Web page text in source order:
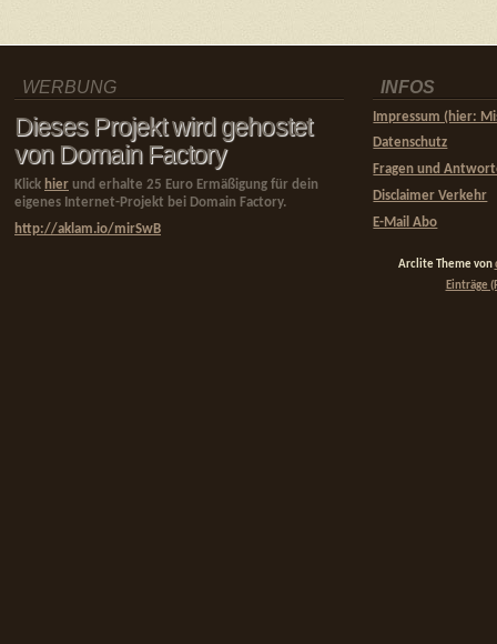
WERBUNG
Dieses Projekt wird gehostet
von Domain Factory
Klick hier und erhalte 25 Euro Ermäßigung für dein
eigenes Internet-Projekt bei Domain Factory.
http://aklam.io/mirSwB
INFOS
Impressum (hier:
Datenschutz
Fragen und
Disclaimer Verkehr
E-Mail Abo
Arclite Theme von
Einträge